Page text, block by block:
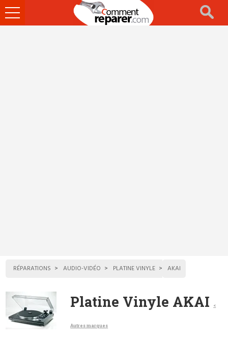
Ouvrir
le
RÉPARATIONS AUDIO-VIDÉO PLATINE VINYLE AKAI
Platine Vinyle AKAI <
Autres marques